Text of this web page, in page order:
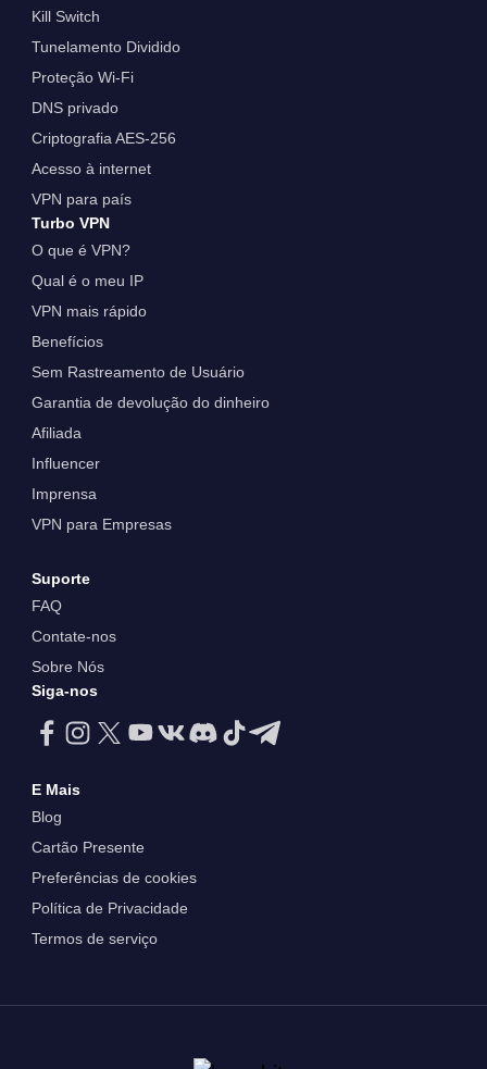
Kill Switch
Tunelamento Dividido
Proteção Wi-Fi
DNS privado
Criptografia AES-256
Acesso à internet
VPN para país
Turbo VPN
O que é VPN?
Qual é o meu IP
VPN mais rápido
Benefícios
Sem Rastreamento de Usuário
Garantia de devolução do dinheiro
Afiliada
Influencer
Imprensa
VPN para Empresas
Suporte
FAQ
Contate-nos
Sobre Nós
Siga-nos
E Mais
Blog
Cartão Presente
Preferências de cookies
Política de Privacidade
Termos de serviço